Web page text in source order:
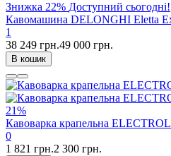
Знижка 22% Доступний сьогодні!
Кавомашина DELONGHI Eletta
1
38 249 грн.49 000 грн.
В кошик
21%
Кавоварка крапельна
0
1 821 грн.2 300 грн.